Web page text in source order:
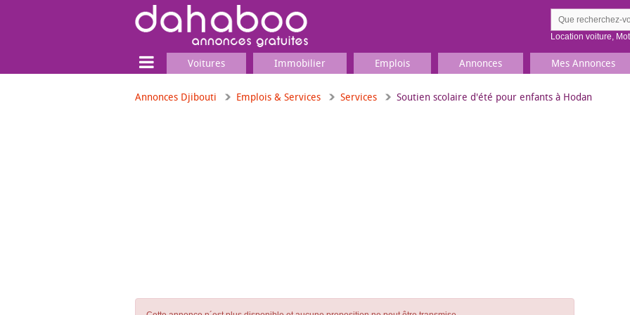
Location voiture,
Voitures Immobilier Emplois Annonces Mes Annonces
Annonces Djibouti Emplois & Services Services Soutien scolaire d'été pour enfants à Hodan